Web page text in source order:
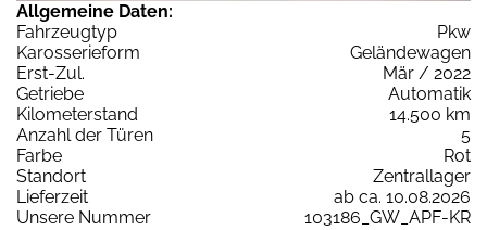
Allgemeine Daten:
Fahrzeugtyp
Pkw
Karosserieform
Geländewagen
Erst-Zul.
Mär / 2022
Getriebe
Automatik
Kilometerstand
14.500 km
Anzahl der Türen
5
Farbe
Rot
Standort
Zentrallager
Lieferzeit
ab ca. 10.08.2026
Unsere Nummer
103186_GW_APF-KR